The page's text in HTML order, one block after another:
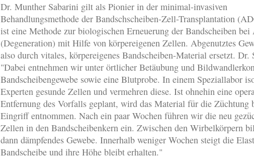
Dr. Munther Sabarini gilt als Pionier in der minimal-invasiven
Behandlungsmethode der Bandschscheiben-Zell-Transplantation
ist eine Methode zur biologischen Erneuerung der Bandscheiben bei
(Degeneration) mit Hilfe von körpereigenen Zellen. Abgenutztes
also durch vitales, körpereigenes Bandscheiben-Material ersetzt. Dr.
"Dabei entnehmen wir unter örtlicher Betäubung und
Bandscheibengewebe sowie eine Blutprobe. In einem Speziallabor
Experten gesunde Zellen und vermehren diese. Ist ohnehin eine
Entfernung des Vorfalls geplant, wird das Material für die Züchtung
Eingriff entnommen. Nach ein paar Wochen führen wir die neu
Zellen in den Bandscheibenkern ein. Zwischen den Wirbelkörpern
dann dämpfendes Gewebe. Innerhalb weniger Wochen steigt die
Bandscheibe und ihre Höhe bleibt erhalten."